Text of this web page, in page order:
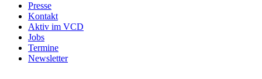
Presse
Kontakt
Aktiv im VCD
Jobs
Termine
Newsletter